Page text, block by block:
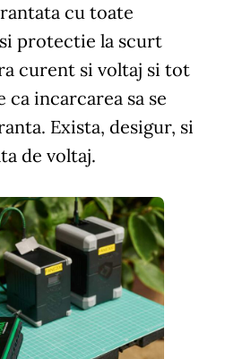
cu toate
protectie la scurt
curent si voltaj si tot
ca incarcarea sa se
Exista, desigur, si
de voltaj.